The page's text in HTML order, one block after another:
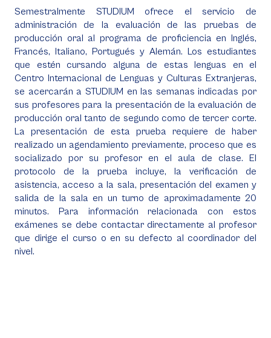
Semestralmente STUDIUM ofrece el servicio de
administración de la evaluación de las pruebas de
producción oral al programa de proficiencia en Inglés,
Francés, Italiano, Portugués y Alemán. Los estudiantes
que estén cursando alguna de estas lenguas en el
Centro Internacional de Lenguas y Culturas Extranjeras,
se acercarán a STUDIUM en las semanas indicadas por
sus profesores para la presentación de la evaluación de
producción oral tanto de segundo como de tercer corte.
La presentación de esta prueba requiere de haber
realizado un agendamiento previamente, proceso que es
socializado por su profesor en el aula de clase. El
protocolo de la prueba incluye, la verificación de
asistencia, acceso a la sala, presentación del examen y
salida de la sala en un turno de aproximadamente 20
minutos. Para información relacionada con estos
exámenes se debe contactar directamente al profesor
que dirige el curso o en su defecto al coordinador del
nivel.